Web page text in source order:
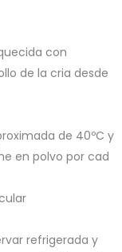
con
de la cria desde
de 40ºC y
en polvo por cad
refrigerada y